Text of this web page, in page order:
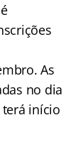
As
no dia
terá início